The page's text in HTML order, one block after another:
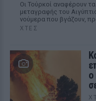
Οι Τούρκοί αναφέρουν
μεταγραφής του
νούμερα που βγάζουν,
ΧΤΕΣ
ο